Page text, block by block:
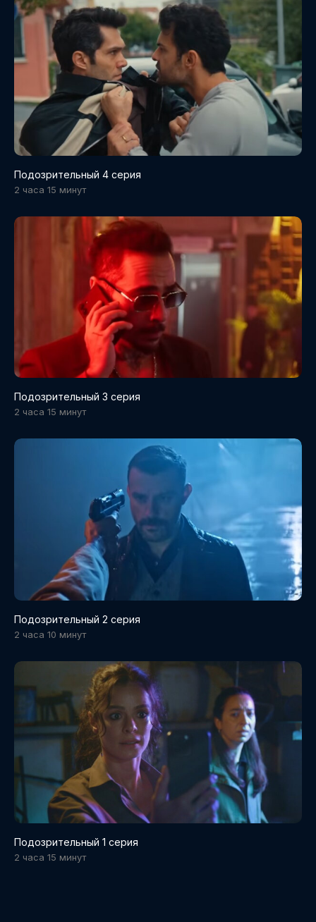
Подозрительный 4 серия
2 часа 15 минут
Подозрительный 3 серия
2 часа 15 минут
Подозрительный 2 серия
2 часа 10 минут
Подозрительный 1 серия
2 часа 15 минут